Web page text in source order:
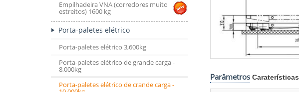
Parâmetros Caraterísticas
Empilhadeira VNA (corredores muito
estreitos) 1600 kg
Porta-paletes elétrico
Porta-paletes elétrico 3,600kg
Porta-paletes elétrico de grande carga -
8,000kg
Porta-paletes elétrico de crande carga -